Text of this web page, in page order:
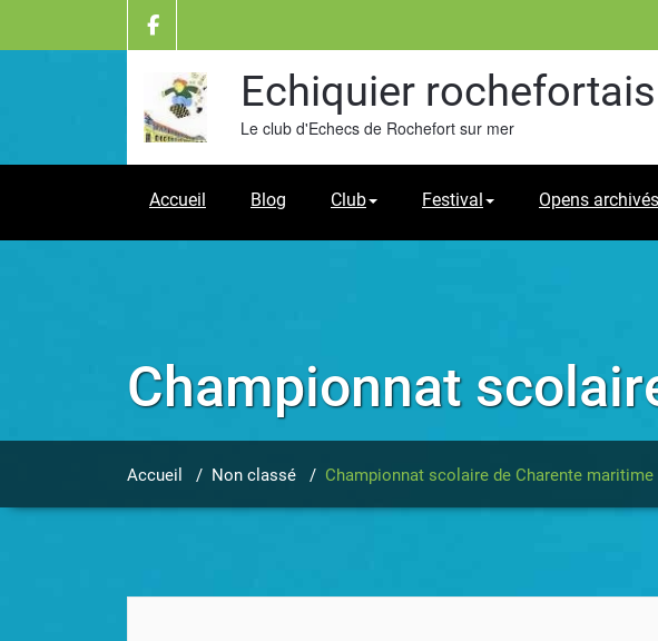
content
Echiquier rochefortais
Le club d'Echecs de Rochefort sur mer
Accueil Blog Club Festival Opens archivés
Championnat
Accueil / Non classé / Championnat scolaire de Charente maritime